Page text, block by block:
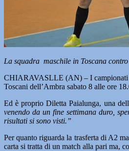
La squadra maschile in Toscana
CHIARAVASLLE (AN) – I campionati
Toscani dell’Ambra sabato 8 alle ore
Ed è proprio Diletta Paialunga, una
venendo da un fine settimana duro,
risultati si sono visti.”
Per quanto riguarda la trasferta di A2
carta si tratta di un match alla pari ma,